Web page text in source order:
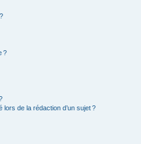
?
de la rédaction d’un sujet ?